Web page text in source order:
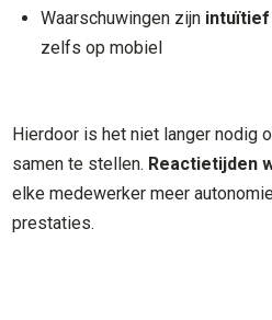
Waarschuwingen zijn intuïtief
zelfs op mobiel
Hierdoor is het niet langer nodig
samen te stellen. Reactietijden
elke medewerker meer
prestaties.